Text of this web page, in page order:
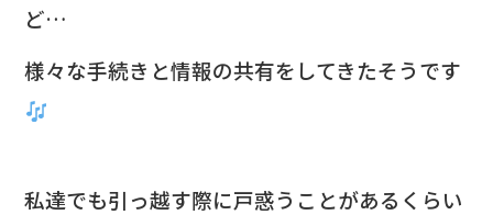
ど…
様々な手続きと情報の共有をしてきたそうです
私達でも引っ越す際に戸惑うことがあるくらい